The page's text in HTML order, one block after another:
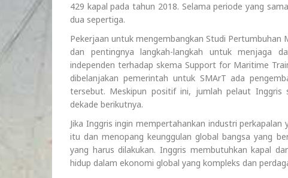
429 kapal pada tahun 2018. Selama periode yang
dua sepertiga.
Pekerjaan untuk mengembangkan Studi
dan pentingnya langkah-langkah untuk menjaga
independen terhadap skema Support for Maritime
dibelanjakan pemerintah untuk SMArT ada
tersebut. Meskipun positif ini, jumlah pelaut
dekade berikutnya.
Jika Inggris ingin mempertahankan industri
itu dan menopang keunggulan global bangsa yang
yang harus dilakukan. Inggris membutuhkan kapal
hidup dalam ekonomi global yang kompleks dan